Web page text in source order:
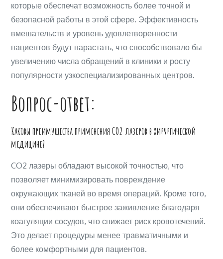
которые обеспечат возможность более точной и
безопасной работы в этой сфере. Эффективность
вмешательств и уровень удовлетворенности
пациентов будут нарастать, что способствовало бы
увеличению числа обращений в клиники и росту
популярности узкоспециализированных центров.
Вопрос-ответ:
Каковы преимущества применения CO2 лазеров в хирургической
медицине?
CO2 лазеры обладают высокой точностью, что
позволяет минимизировать повреждение
окружающих тканей во время операций. Кроме того,
они обеспечивают быстрое заживление благодаря
коагуляции сосудов, что снижает риск кровотечений.
Это делает процедуры менее травматичными и
более комфортными для пациентов.